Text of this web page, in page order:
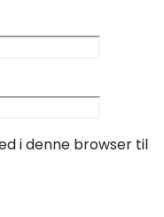
i denne browser til